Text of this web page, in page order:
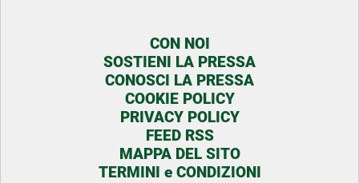
CON NOI
SOSTIENI LA PRESSA
CONOSCI LA PRESSA
COOKIE POLICY
PRIVACY POLICY
FEED RSS
MAPPA DEL SITO
TERMINI e CONDIZIONI